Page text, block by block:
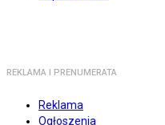
REKLAMA I PRENUMERATA
Reklama
Ogłoszenia